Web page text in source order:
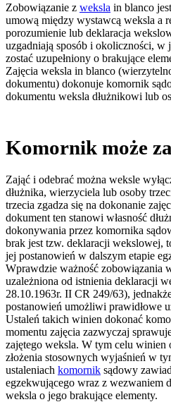
Zobowiązanie z weksla in blanco
umową między wystawcą weksla a
porozumienie lub deklaracja
uzgadniają sposób i okoliczności, w
zostać uzupełniony o brakujące
Zajęcia weksla in blanco
dokumentu) dokonuje komornik
dokumentu weksla dłużnikowi lub
Komornik może
Zająć i odebrać można weksle
dłużnika, wierzyciela lub osoby
trzecia zgadza się na dokonanie
dokument ten stanowi własność
dokonywania przez komornika
brak jest tzw. deklaracji wekslowej,
jej postanowień w dalszym etapie
Wprawdzie ważność zobowiązania
uzależniona od istnienia deklaracji
28.10.1963r. II CR 249/63),
postanowień umożliwi prawidłowe
Ustaleń takich winien dokonać
momentu zajęcia zazwyczaj
zajętego weksla. W tym celu winien
złożenia stosownych wyjaśnień w
ustaleniach komornik sądowy
egzekwującego wraz z wezwaniem
weksla o jego brakujące elementy.